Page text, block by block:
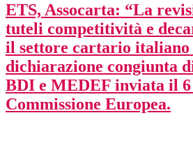
ETS, Assocarta: “La
tuteli competitività e
il settore cartario italiano
dichiarazione congiunta
BDI e MEDEF inviata il
Commissione Europea.